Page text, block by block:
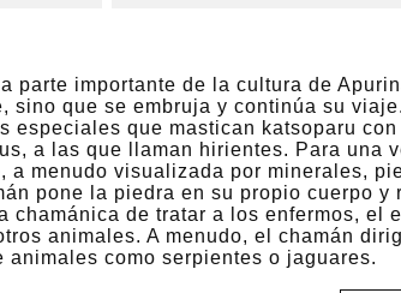
parte importante de la cultura de
sino que se embruja y continúa su
especiales que mastican katsoparu
a las que llaman hirientes. Para una
a menudo visualizada por minerales,
pone la piedra en su propio cuerpo y
chamánica de tratar a los enfermos, el
animales. A menudo, el chamán
animales como serpientes o jaguares.